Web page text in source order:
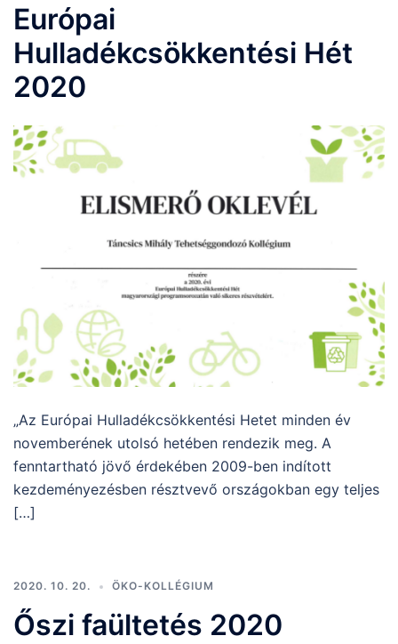
Európai
Hulladékcsökkentési Hét
2020
„Az Európai Hulladékcsökkentési Hetet minden év
novemberének utolsó hetében rendezik meg. A
fenntartható jövő érdekében 2009-ben indított
kezdeményezésben résztvevő országokban egy teljes
[…]
2020. 10. 20. ÖKO-KOLLÉGIUM
Őszi faültetés 2020